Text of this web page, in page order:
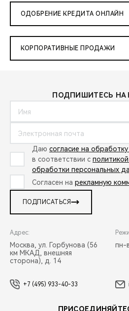
ОДОБРЕНИЕ КРЕДИТА ОНЛАЙН
КОРПОРАТИВНЫЕ ПРОДАЖИ
ПОДПИШИТЕСЬ НА
Даю согласие на
в соответствии с
обработки персональных
Согласен на рекламную
ПОДПИСАТЬСЯ
Адрес:
Москва, ул. Горбунова (56
км МКАД, внешняя
сторона), д. 14
пн-
+7 (495) 933-40-33